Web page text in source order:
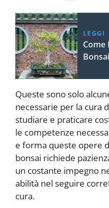
LEGGI
Come
Bonsai
Queste sono solo
necessarie per la cura
studiare e praticare
le competenze
e forma queste opere
bonsai richiede
un costante impegno
abilità nel seguire
cura.